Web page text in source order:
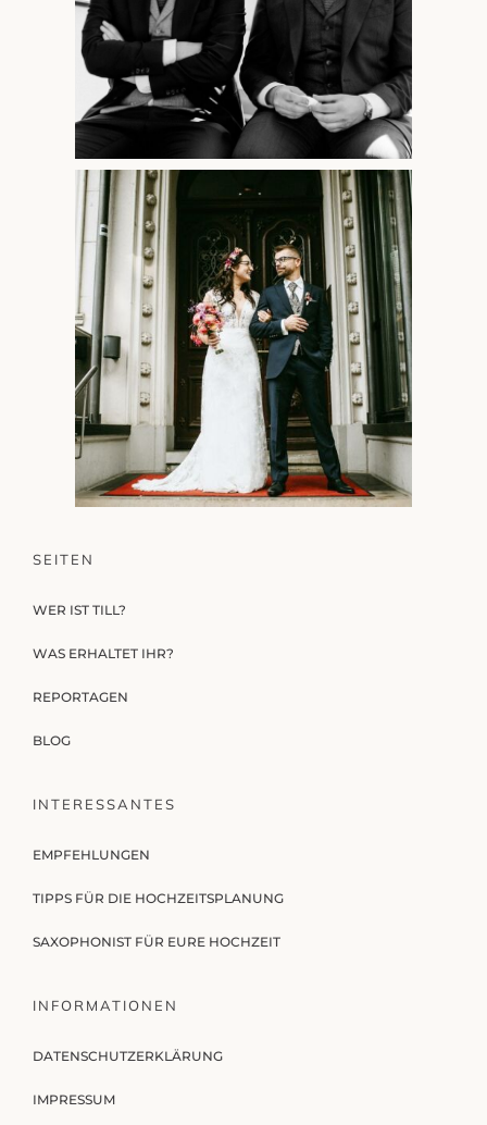
SEITEN
WER IST TILL?
WAS ERHALTET IHR?
REPORTAGEN
BLOG
INTERESSANTES
EMPFEHLUNGEN
TIPPS FÜR DIE HOCHZEITSPLANUNG
SAXOPHONIST FÜR EURE HOCHZEIT
INFORMATIONEN
DATENSCHUTZERKLÄRUNG
IMPRESSUM